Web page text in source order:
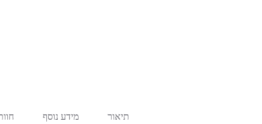
תיאור מידע נוסף